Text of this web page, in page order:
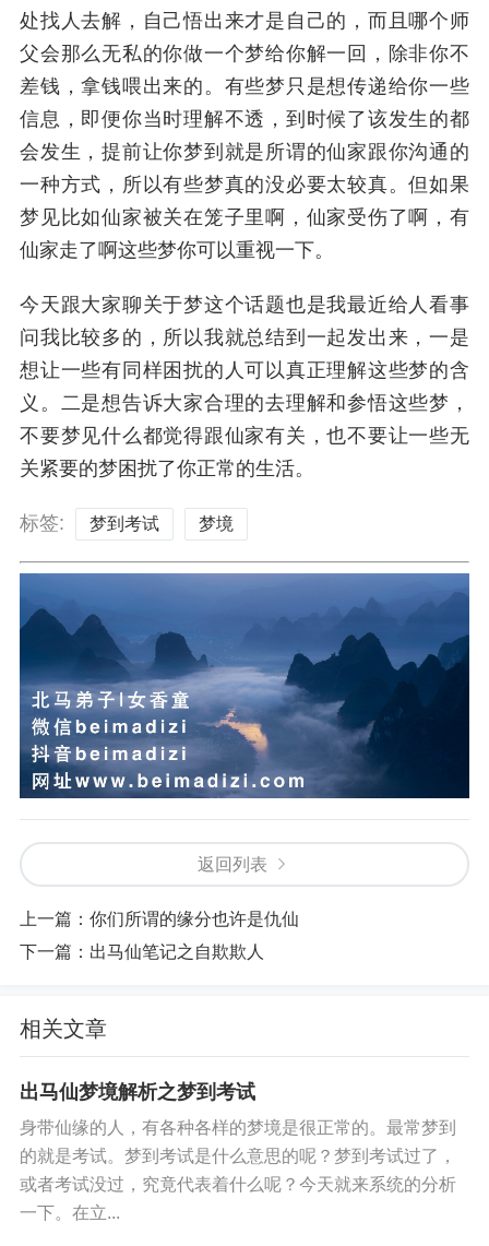
处找人去解，自己悟出来才是自己的，而且哪个师
父会那么无私的你做一个梦给你解一回，除非你不
差钱，拿钱喂出来的。有些梦只是想传递给你一些
信息，即便你当时理解不透，到时候了该发生的都
会发生，提前让你梦到就是所谓的仙家跟你沟通的
一种方式，所以有些梦真的没必要太较真。但如果
梦见比如仙家被关在笼子里啊，仙家受伤了啊，有
仙家走了啊这些梦你可以重视一下。
今天跟大家聊关于梦这个话题也是我最近给人看事
问我比较多的，所以我就总结到一起发出来，一是
想让一些有同样困扰的人可以真正理解这些梦的含
义。二是想告诉大家合理的去理解和参悟这些梦，
不要梦见什么都觉得跟仙家有关，也不要让一些无
关紧要的梦困扰了你正常的生活。
标签: 梦到考试 梦境
返回列表
上一篇： 你们所谓的缘分也许是仇仙
下一篇： 出马仙笔记之自欺欺人
相关文章
出马仙梦境解析之梦到考试
身带仙缘的人，有各种各样的梦境是很正常的。最常梦到
的就是考试。梦到考试是什么意思的呢？梦到考试过了，
或者考试没过，究竟代表着什么呢？今天就来系统的分析
一下。在立...